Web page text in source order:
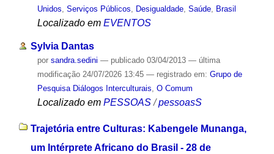
Unidos Serviços Públicos Desigualdade, Saúde, Brasil
Localizado em EVENTOS
Sylvia Dantas
por sandra.sedini — publicado03/04/2013 — última
modificação24/07/2026 13:45 — registrado em: Grupo de
Pesquisa Diálogos Interculturais, O Comum
Localizado em PESSOAS /pessoasS
Trajetória entre Culturas: Kabengele Munanga,
um Intérprete Africano do Brasil - 28 de